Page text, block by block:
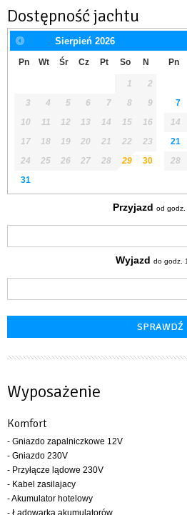
Dostępność jachtu
Sierpień 2026
Pn Wt Śr Cz Pt So N
1
2
3
4 5 6 7 8
9
10
11 12 13 14 15
16
17
18 19 20 21 22
23
24
25 26 27 28 29
30
31
Pn
7
14
21
28
Przyjazd od
Wyjazd do godz.
Wyposażenie
Komfort
- Gniazdo zapalniczkowe 12V
- Gniazdo 230V
- Przyłącze lądowe 230V
- Kabel zasilajacy
- Akumulator hotelowy
- Ładowarka akumulatorów